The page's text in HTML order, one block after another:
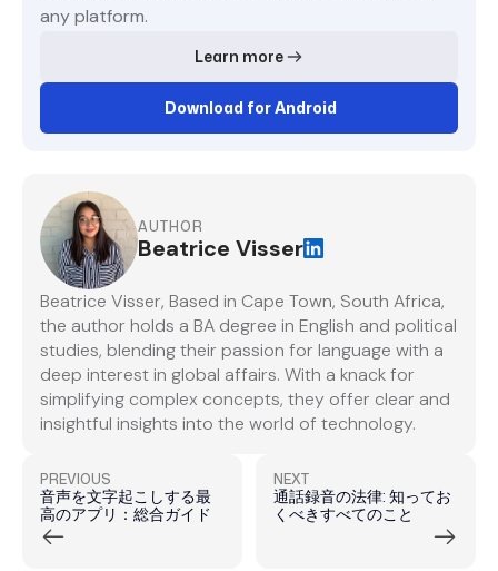
any platform.
Learn more
Download for Android
AUTHOR
Beatrice Visser
Beatrice Visser, Based in Cape Town, South Africa,
the author holds a BA degree in English and political
studies, blending their passion for language with a
deep interest in global affairs. With a knack for
simplifying complex concepts, they offer clear and
insightful insights into the world of technology.
PREVIOUS
音声を文字起こしする最
高のアプリ：総合ガイド
NEXT
通話録音の法律: 知ってお
くべきすべてのこと